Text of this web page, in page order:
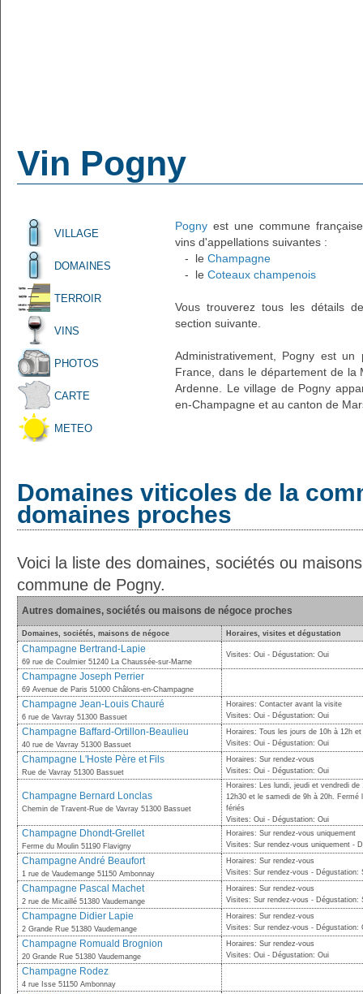
Vin Pogny
VILLAGE
DOMAINES
TERROIR
VINS
PHOTOS
CARTE
METEO
Pogny est une commune
vins d'appellations suivantes :
- le Champagne
- le Coteaux champenois
Vous trouverez tous les détails
section suivante.
Administrativement, Pogny est
France, dans le département de
Ardenne. Le village de Pogny
en-Champagne et au canton de
Domaines viticoles de la
domaines proches
Voici la liste des domaines, sociétés ou
commune de Pogny.
Autres domaines, sociétés ou maisons de négoce proches
Domaines, sociétés, maisons de négoce Horaires, visites et dégustation
Champagne Bertrand-Lapie
69 rue de Coulmier 51240 La Chaussée-sur-Marne
Visites: Oui - Dégustation: Oui
Champagne Joseph Perrier
69 Avenue de Paris 51000 Châlons-en-Champagne
Champagne Jean-Louis Chauré
6 rue de Vavray 51300 Bassuet
Horaires: Contacter avant la visite
Visites: Oui - Dégustation: Oui
Champagne Baffard-Ortillon-Beaulieu
40 rue de Vavray 51300 Bassuet
Horaires: Tous les jours de 10h à 12h
Visites: Oui - Dégustation: Oui
Champagne L'Hoste Père et Fils
Rue de Vavray 51300 Bassuet
Horaires: Sur rendez-vous
Visites: Oui - Dégustation: Oui
Champagne Bernard Lonclas
Chemin de Travent-Rue de Vavray 51300 Bassuet
Horaires: Les lundi, jeudi et vendredi
12h30 et le samedi de 9h à 20h.
fériés
Visites: Oui - Dégustation: Oui
Champagne Dhondt-Grellet
Ferme du Moulin 51190 Flavigny
Horaires: Sur rendez-vous uniquement
Visites: Sur rendez-vous uniquement -
Champagne André Beaufort
1 rue de Vaudemange 51150 Ambonnay
Horaires: Sur rendez-vous
Visites: Sur rendez-vous - Dégustation:
Champagne Pascal Machet
2 rue de Micaillé 51380 Vaudemange
Horaires: Sur rendez-vous
Visites: Sur rendez-vous - Dégustation:
Champagne Didier Lapie
2 Grande Rue 51380 Vaudemange
Horaires: Sur rendez-vous
Visites: Sur rendez-vous - Dégustation:
Champagne Romuald Brognion
20 Grande Rue 51380 Vaudemange
Horaires: Sur rendez-vous
Visites: Oui - Dégustation: Oui
Champagne Rodez
4 rue Isse 51150 Ambonnay